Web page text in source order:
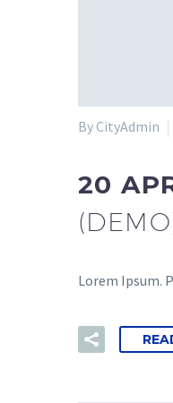
By CityAdmin
20
Lorem Ipsum.